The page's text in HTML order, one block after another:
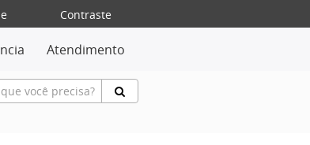
Contraste
Atendimento